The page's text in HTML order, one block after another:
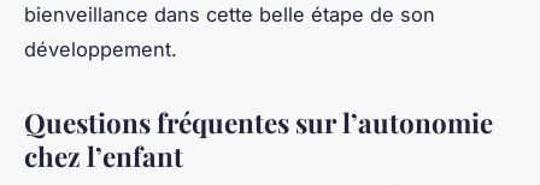
bienveillance dans cette belle étape de son
développement.
Questions fréquentes sur l’autonomie
chez l’enfant